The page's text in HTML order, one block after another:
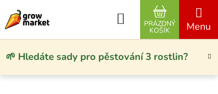
🌱 Hledáte sady pro pěstování 3 rostlin?
Hledat
NÁKUPNÍ
PRÁZDNÝ
KOŠÍK